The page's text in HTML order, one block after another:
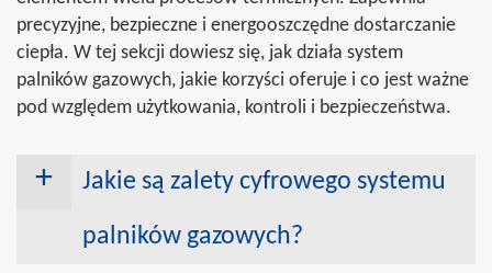
precyzyjne, bezpieczne i energooszczędne dostarczanie
ciepła. W tej sekcji dowiesz się, jak działa system
palników gazowych, jakie korzyści oferuje i co jest ważne
pod względem użytkowania, kontroli i bezpieczeństwa.
Jakie są zalety cyfrowego systemu
palników gazowych?